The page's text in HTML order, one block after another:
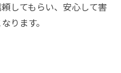
してもらい、安心して害
ります。